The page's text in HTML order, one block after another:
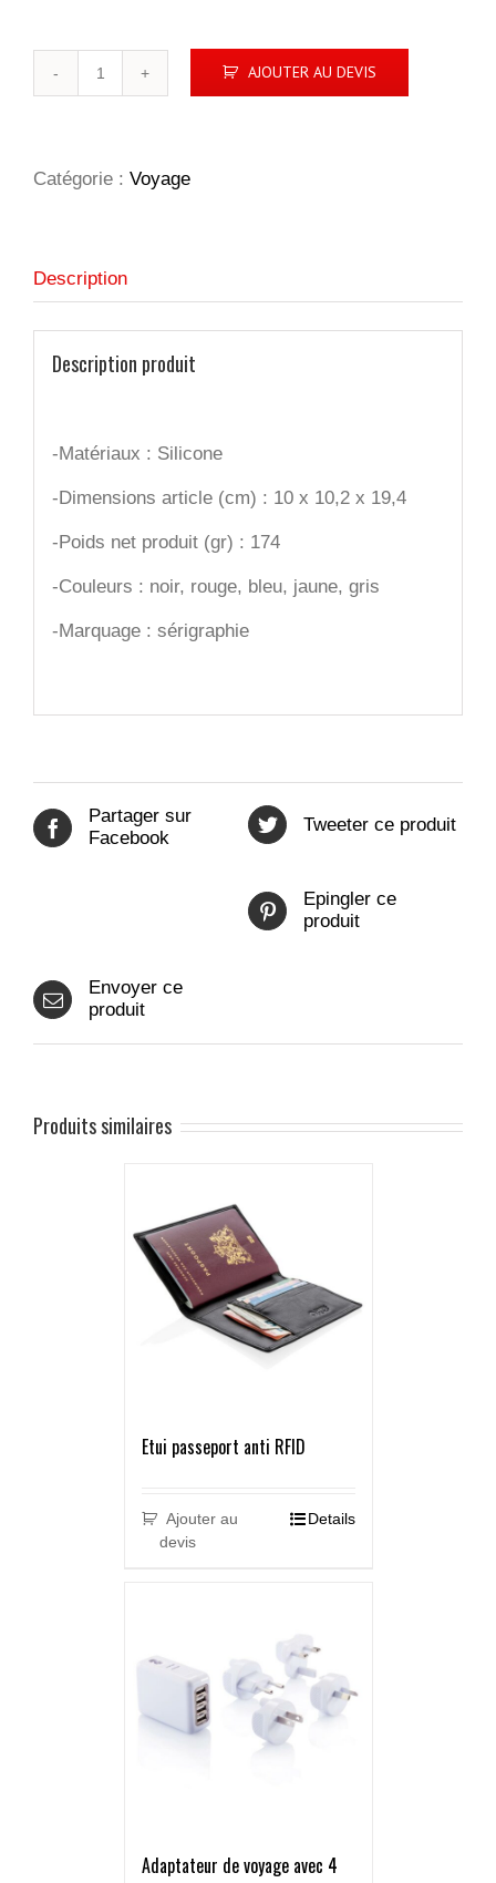
étanche
AJOUTER AU DEVIS
Catégorie : Voyage
Description
Description produit
-Matériaux : Silicone
-Dimensions article (cm) : 10 x 10,2 x 19,4
-Poids net produit (gr) : 174
-Couleurs : noir, rouge, bleu, jaune, gris
-Marquage : sérigraphie
Partager sur
Facebook
Tweeter ce produit
Epingler ce
produit
Envoyer ce
produit
Produits similaires
Etui passeport anti RFID
Ajouter au
devis
Details
Adaptateur de voyage avec 4